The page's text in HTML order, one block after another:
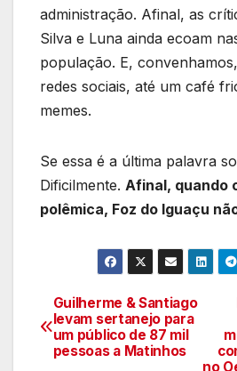
administração. Afinal, as
Silva e Luna ainda ecoam
população. E,
redes sociais, até um café
memes.
Se essa é a última palavra
Dificilmente. Afinal, quando
polêmica, Foz do Iguaçu
Navegação
de
no
Guilherme & Santiago
levam sertanejo para
um público de 87 mil
pessoas a Matinhos